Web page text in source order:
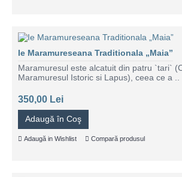
Ie Maramureseana Traditionala „Maia”
Maramuresul este alcatuit din patru `tari`
Maramuresul Istoric si Lapus), ceea ce a ..
350,00 Lei
Adaugă în Coş
Adaugă in Wishlist Compară produsul